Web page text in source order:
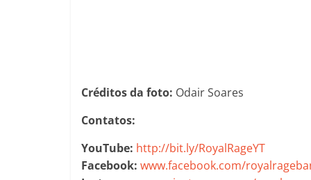
Créditos da foto: Odair Soares
Contatos:
YouTube: http://bit.ly/RoyalRageYT
Facebook: www.facebook.com/